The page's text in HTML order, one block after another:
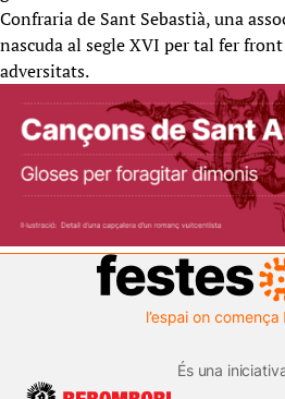
Confraria de Sant Sebastià, una
nascuda al segle XVI per tal fer
adversitats.
És una